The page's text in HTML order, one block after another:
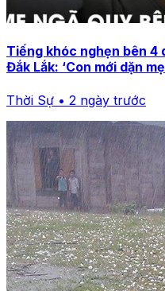
Tiếng khóc nghẹn bên 4
Đắk Lắk: ‘Con mới dặn
Thời Sự • 2 ngày trước